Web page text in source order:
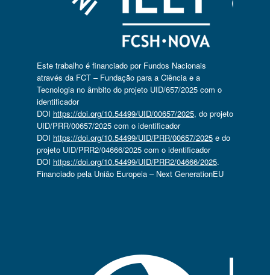
Este trabalho é financiado por Fundos Nacionais
através da FCT – Fundação para a Ciência e a
Tecnologia no âmbito do projeto UID/657/2025 com o
identificador
DOI https://doi.org/10.54499/UID/00657/2025, do projeto
UID/PRR/00657/2025 com o identificador
DOI https://doi.org/10.54499/UID/PRR/00657/2025e do
projeto UID/PRR2/04666/2025 com o identificador
DOI https://doi.org/10.54499/UID/PRR2/04666/2025.
Financiado pela União Europeia – Next GenerationEU